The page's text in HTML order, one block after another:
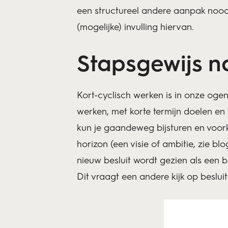
een structureel andere aanpak
(mogelijke) invulling hiervan.
Stapsgewijs
Kort-cyclisch werken is in onze
werken, met korte termijn doelen
kun je gaandeweg bijsturen en
horizon (een visie of ambitie, zie
nieuw besluit wordt gezien als een
Dit vraagt een andere kijk op